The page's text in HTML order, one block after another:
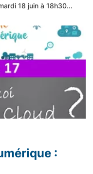
18 juin à 18h30...
: